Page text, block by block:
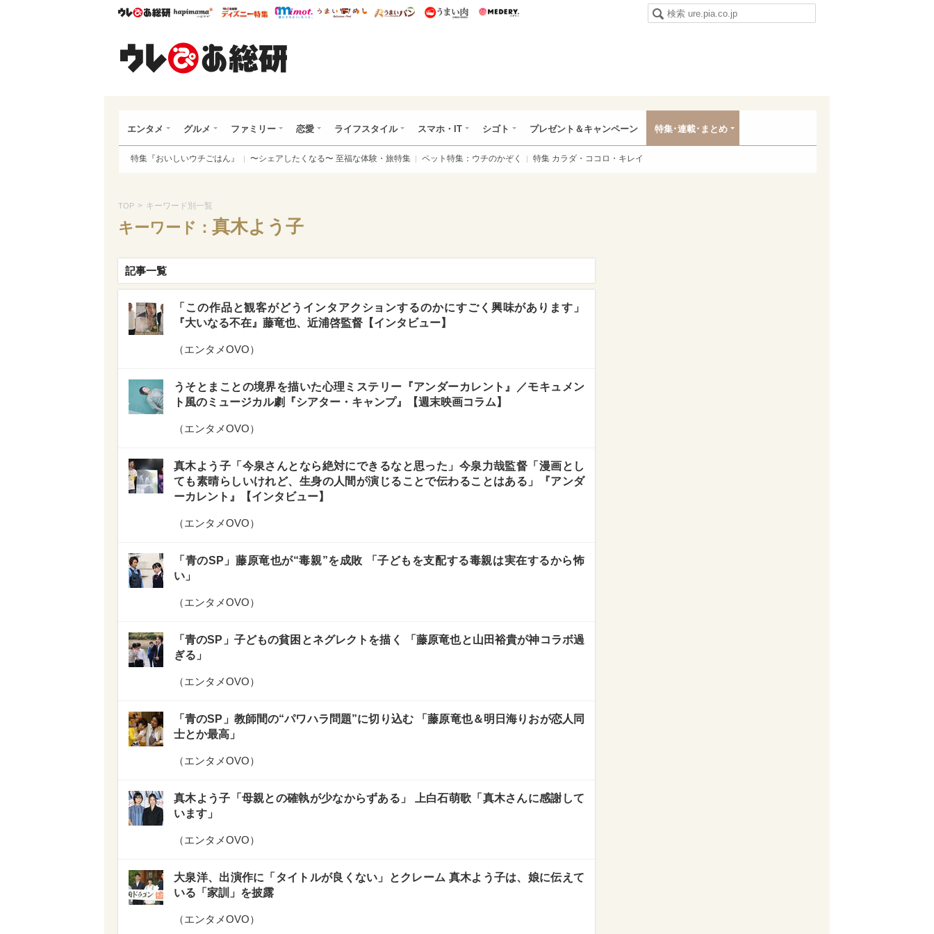
ウレぴあ総研ハピママ* ウレぴあ総研 ディズニー特集
mimot. うまいめし うまいパン うまい肉
エンタメ グルメ ファミリー 恋愛 ライフスタイル スマホ・IT シゴト プレゼント＆キャンペーン 特集･連載･まとめ
特集『おいしいウチごはん』 〜シェアしたくなる〜 至福な体験・旅特集 ペット特集：ウチのかぞく 特集 カラダ・ココロ・キレイ
TOP > キーワード別一覧
キーワード： 真木よう子
記事一覧
「この作品と観客がどうインタアクションするのかにすごく興味があります」
『大いなる不在』藤竜也、近浦啓監督【インタビュー】
（エンタメOVO）
うそとまことの境界を描いた心理ミステリー『アンダーカレント』／モキュメン
ト風のミュージカル劇『シアター・キャンプ』【週末映画コラム】
（エンタメOVO）
真木よう子「今泉さんとなら絶対にできるなと思った」今泉力哉監督「漫画とし
ても素晴らしいけれど、生身の人間が演じることで伝わることはある」『アンダ
ーカレント』【インタビュー】
（エンタメOVO）
「青のSP」藤原竜也が“毒親”を成敗 「子どもを支配する毒親は実在するから怖
い」
（エンタメOVO）
「青のSP」子どもの貧困とネグレクトを描く 「藤原竜也と山田裕貴が神コラボ過
ぎる」
（エンタメOVO）
「青のSP」教師間の“パワハラ問題”に切り込む 「藤原竜也＆明日海りおが恋人同
士とか最高」
（エンタメOVO）
真木よう子「母親との確執が少なからずある」 上白石萌歌「真木さんに感謝して
います」
（エンタメOVO）
大泉洋、出演作に「タイトルが良くない」とクレーム 真木よう子は、娘に伝えて
いる「家訓」を披露
（エンタメOVO）